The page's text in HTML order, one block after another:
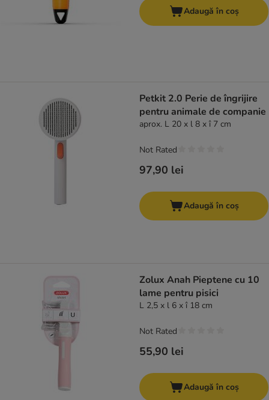
Adaugă în coș
Petkit 2.0 Perie de îngrijire
pentru animale de companie
aprox. L 20 x l 8 x î 7 cm
97,90 lei
Not Rated
Adaugă în coș
Zolux Anah Pieptene cu 10
lame pentru pisici
L 2,5 x l 6 x î 18 cm
55,90 lei
Not Rated
Adaugă în coș